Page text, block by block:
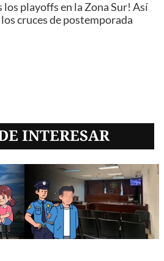
los playoffs en la Zona Sur! Así
cruces de postemporada
INTERESAR